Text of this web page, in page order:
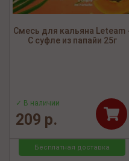
Смесь для кальяна Leteam
С суфле из папайи 25г
✓ В наличии
209 р.
Бесплатная доставка